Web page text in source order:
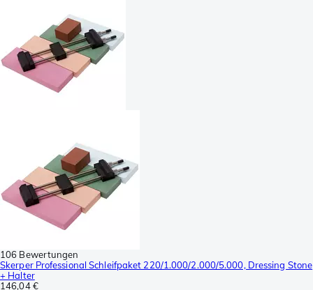
106 Bewertungen
Skerper Professional Schleifpaket 220/1.000/2.000/5.000, Dressing Stone
+ Halter
146,04 €